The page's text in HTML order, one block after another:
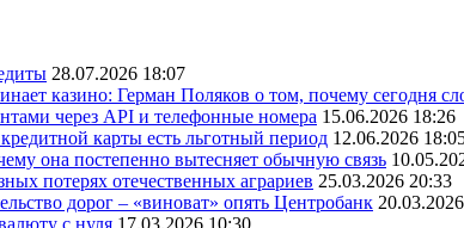
28.07.2026 18:07
казино: Герман Поляков о том, почему сегодня
через API и телефонные номера 15.06.2026 18:26
карты есть льготный период 12.06.2026
она постепенно вытесняет обычную связь
потерях отечественных аграриев 25.03.2026 20:33
дорог – «виноват» опять Центробанк